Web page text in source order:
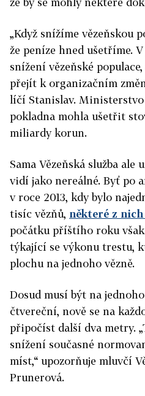
„Když snížíme vězeňskou
že peníze hned ušetříme.
snížení vězeňské
přejít k organizačním
líčí Stanislav. Ministerstvo
pokladna mohla ušetřit
miliardy korun.
Sama Vězeňská služba
vidí jako nereálné. Byť po
v roce 2013, kdy bylo
tisíc vězňů, některé z
počátku příštího roku
týkající se výkonu trestu,
plochu na jednoho vězně.
Dosud musí být na
čtvereční, nově se na
připočíst další dva metry.
snížení současné
míst,“ upozorňuje mluvčí
Prunerová.